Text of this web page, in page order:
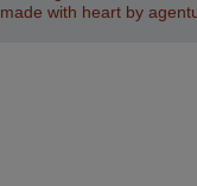
made with heart by